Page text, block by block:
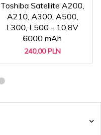
Toshiba Satellite A200,
A210, A300, A500,
L300, L500 - 10,8V
6000 mAh
240,00 PLN